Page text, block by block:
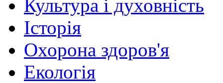
Культура і духовність
Історія
Охорона здоров'я
Екологія